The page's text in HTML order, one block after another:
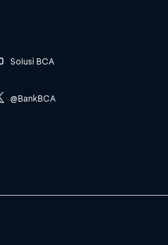
Solusi BCA
@BankBCA